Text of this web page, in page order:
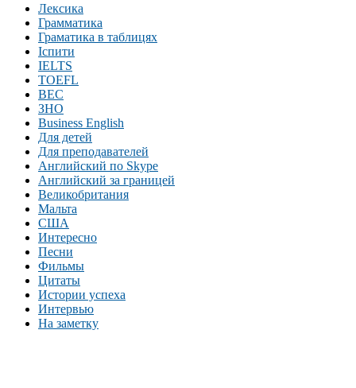
Лексика
Грамматика
Граматика в таблицях
Іспити
IELTS
TOEFL
BEC
ЗНО
Business English
Для детей
Для преподавателей
Английский по Skype
Английский за границей
Великобритания
Мальта
США
Интересно
Песни
Фильмы
Цитаты
Истории успеха
Интервью
На заметку